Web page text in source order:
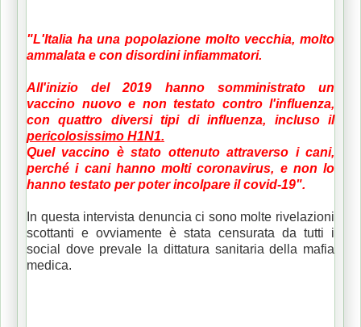
"L'Italia ha una popolazione molto vecchia, molto
ammalata e con disordini infiammatori.
All'inizio del 2019 hanno somministrato un
vaccino nuovo e non testato contro l'influenza,
con quattro diversi tipi di influenza, incluso il
pericolosissimo H1N1.
Quel vaccino è stato ottenuto attraverso i cani,
perché i cani hanno molti coronavirus, e non lo
hanno testato per poter incolpare il covid-19".
In questa intervista denuncia ci sono molte rivelazioni
scottanti e ovviamente è stata censurata da tutti i
social dove prevale la dittatura sanitaria della mafia
medica.